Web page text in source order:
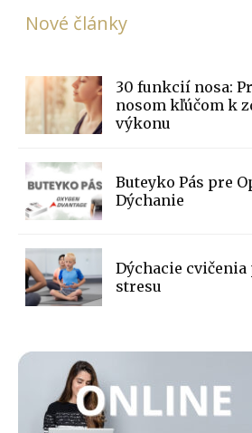
Nové články
30 funkcií nosa:
nosom kľúčom k
výkonu
Buteyko Pás pre
Dýchanie
Dýchacie
stresu